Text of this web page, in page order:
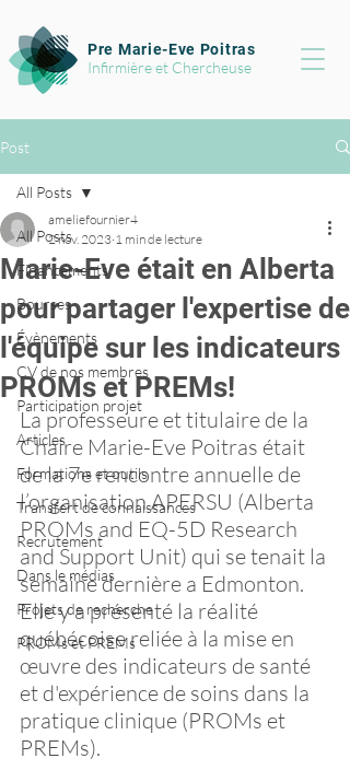
Pre Marie-Eve Poitras
Infirmière et Chercheuse
Post
All Posts
Financements
Bourses
Évènements
CV de nos membres
Participation projet
Articles
Formations et outils
Transfert de connaissances
Recrutement
Dans le médias
Projets de recherche
PROMs et PREMs
All Posts
Marie-Eve était en Alberta
pour partager l'expertise de
l'équipe sur les indicateurs
PROMs et PREMs!
ameliefournier4
2 nov. 2023 1 min de lecture
La professeure et titulaire de la
Chaire Marie-Eve Poitras était
de la 7e rencontre annuelle de
l’organisation APERSU (Alberta
PROMs and EQ-5D Research
and Support Unit) qui se tenait la
semaine dernière a Edmonton.
Elle y a présenté la réalité
québécoise reliée à la mise en
œuvre des indicateurs de santé
et d'expérience de soins dans la
pratique clinique (PROMs et
PREMs).